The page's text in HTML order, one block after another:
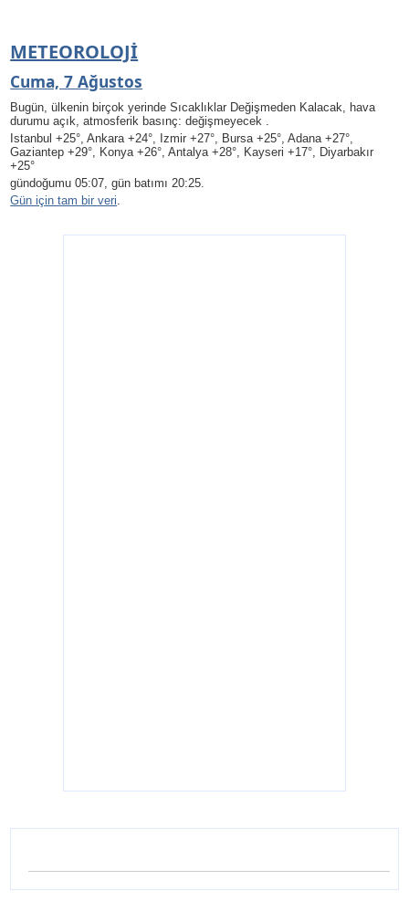
METEOROLOJI
Cuma, 7 Ağustos
Bugün, ülkenin birçok yerinde Sıcaklıklar Değişmeden Kalacak, hava
durumu açık, atmosferik basınç: değişmeyecek .
Istanbul +25°, Ankara +24°, Izmir +27°, Bursa +25°, Adana +27°,
Gaziantep +29°, Konya +26°, Antalya +28°, Kayseri +17°, Diyarbakır
+25°
gündoğumu 05:07, gün batımı 20:25.
Gün için tam bir veri.